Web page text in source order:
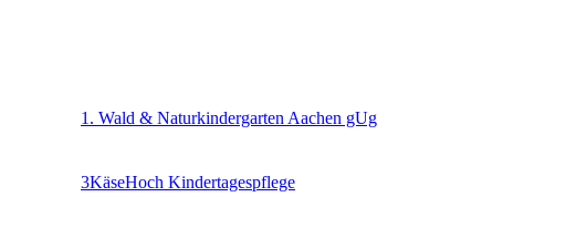
1. Wald & Naturkindergarten Aachen gUg
3KäseHoch Kindertagespflege